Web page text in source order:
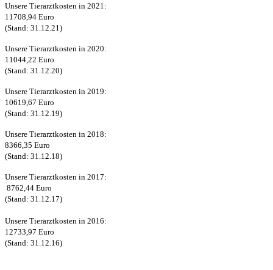
Unsere Tierarztkosten in 2021:
11708,94 Euro
(Stand: 31.12.21)
Unsere Tierarztkosten in 2020:
11044,22 Euro
(Stand: 31.12.20)
Unsere Tierarztkosten in 2019:
10619,67 Euro
(Stand: 31.12.19)
Unsere Tierarztkosten in 2018:
8366,35 Euro
(Stand: 31.12.18)
Unsere Tierarztkosten in 2017:
8762,44 Euro
(Stand: 31.12.17)
Unsere Tierarztkosten in 2016:
12733,97 Euro
(Stand: 31.12.16)